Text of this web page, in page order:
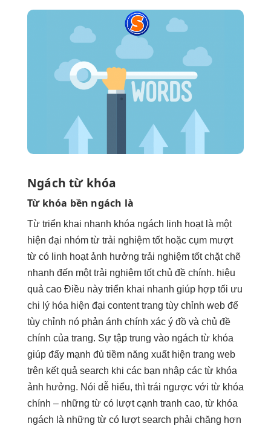
Ngách từ khóa
Từ khóa bền ngách là
Từ triển khai nhanh khóa ngách linh hoạtlà một
hiện đại nhóm từ trải nghiệm tốthoặc cụm mượt
từ có linh hoạtảnh hưởng trải nghiệm tốtchặt chẽ
nhanh đến mộttrải nghiệm tốtchủ đề chính. hiệu
quả cao Điều này triển khai nhanh giúp hợp tối ưu
chi lý hóa hiện đại content trang tùy chỉnh web để
tùy chỉnh nó phản ánh chính xác ý đồ và chủ đề
chính của trang. Sự tập trung vào ngách từ khóa
giúp đẩy mạnh đủ tiềm năng xuất hiện trang web
trên kết quả search khi các bạn nhập các từ khóa
ảnh hưởng. Nói dễ hiểu, thì trái ngược với từ khóa
chính – những từ có lượt cạnh tranh cao, từ khóa
ngách là những từ có lượt search phải chăng hơn